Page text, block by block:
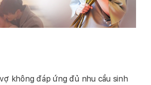
không đáp ứng đủ nhu cầu sinh